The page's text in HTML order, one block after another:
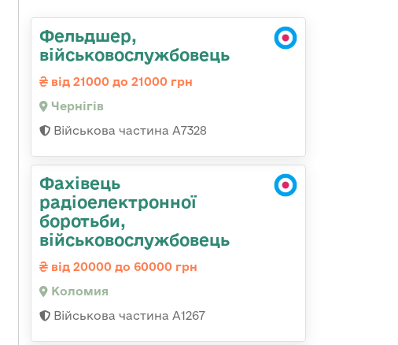
Фельдшер,
військовослужбовець
від 21000 до 21000 грн
Чернігів
Військова частина А7328
Фахівець
радіоелектронної
боротьби,
військовослужбовець
від 20000 до 60000 грн
Коломия
Військова частина А1267